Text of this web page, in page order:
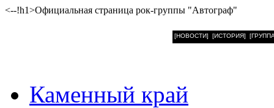
<--!h1>Официальная страница рок-группы "Автограф"
[НОВОСТИ] [ИСТОРИЯ]
Каменный край